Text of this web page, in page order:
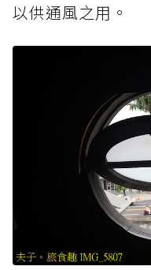
以供通風之用。